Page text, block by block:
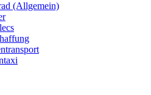
(Allgemein)